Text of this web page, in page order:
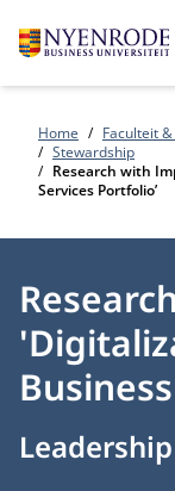
Home Faculteit
Stewardship
Research with
Services Portfolio’
Leadership